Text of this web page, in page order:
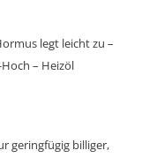
legt leicht zu –
– Heizöl
geringfügig billiger,